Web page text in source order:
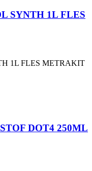
SYNTH 1L FLES
1L FLES METRAKIT
DOT4 250ML